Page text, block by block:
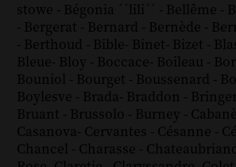
stowe - Bégonia ´´lili´´ - Bellême -
- Bergerat - Bernard - Bernède -
- Berthoud - Bible- Binet- Bizet -
Bleue- Bloy - Boccace- Boileau -
Bouniol - Bourget - Boussenard -
Boylesve - Brada- Braddon - Bringer
Bruant - Brussolo - Burney -
Casanova- Cervantes - Césanne -
Chancel - Charasse -